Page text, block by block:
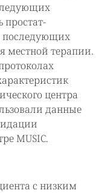
простат-
последующих
местной терапии.
центра
данные
MUSIC.
с низким